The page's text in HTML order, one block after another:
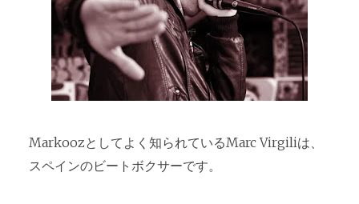
Markoozとしてよく知られているMarc Virgiliは、
スペインのビートボクサーです。